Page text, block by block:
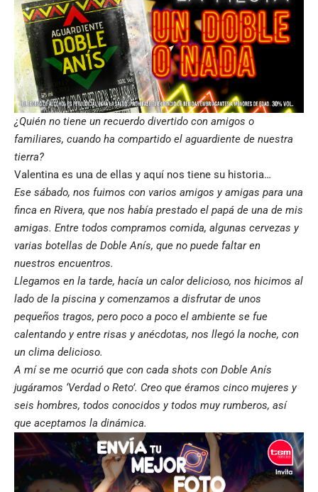
¿Quién no tiene un recuerdo divertido con amigos o
familiares, cuando ha compartido el aguardiente de nuestra
tierra?
Valentina es una de ellas y aquí nos tiene su historia…
Ese sábado, nos fuimos con varios amigos y amigas para una
finca en Rivera, que nos había prestado el papá de una de mis
amigas. Entre todos compramos comida, algunas cervezas y
varias botellas de Doble Anís, que no puede faltar en
nuestros encuentros.
Llegamos en la tarde, hacía un calor delicioso, nos hicimos al
lado de la piscina y comenzamos a disfrutar de unos
pequeños tragos, pero poco a poco el ambiente se fue
calentando y entre risas y anécdotas, nos llegó la noche, con
un clima delicioso.
A mí se me ocurrió que con cada shots con Doble Anís
jugáramos ‘Verdad o Reto’. Creo que éramos cinco mujeres y
seis hombres, todos conocidos y todos muy rumberos, así
que aceptamos la dinámica.